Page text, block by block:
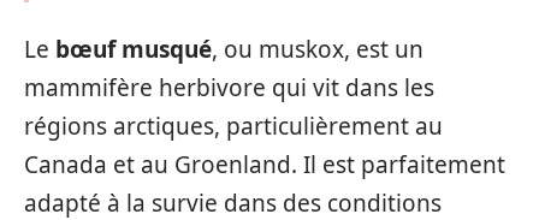
Le bœuf musqué, ou muskox, est un
mammifère herbivore qui vit dans les
régions arctiques, particulièrement au
Canada et au Groenland. Il est parfaitement
adapté à la survie dans des conditions